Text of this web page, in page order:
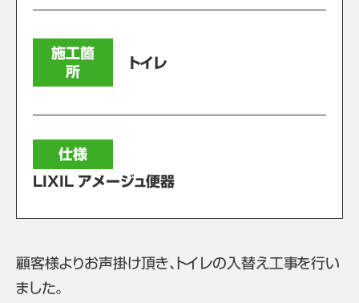
施工箇
所
トイレ
仕様
LIXIL アメージュ便器
顧客様よりお声掛け頂き、トイレの入替え工事を行い
ました。